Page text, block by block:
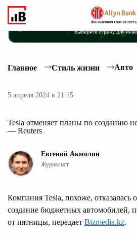
Главное Стиль жизни Авто
5 апреля 2024 в 21:15
Tesla отменяет планы по созданию
— Reuters
Евгений Акмолин
Журналист
Компания Tesla, похоже, отказалась
создание бюджетных автомобилей,
от пятницы, передает Bizmedia.kz.